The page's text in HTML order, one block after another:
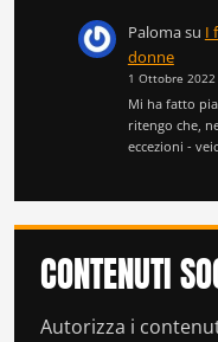
Palomasu I
donne
1 Ottobre 2022
Mi ha fatto
ritengo che,
eccezioni -
CONTENUTI
Autorizza i